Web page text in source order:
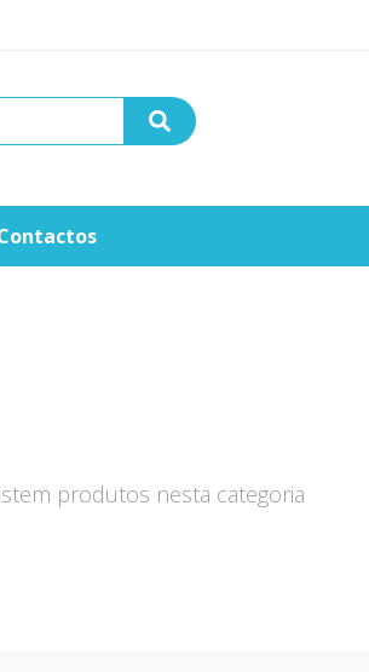
produtos nesta categoria